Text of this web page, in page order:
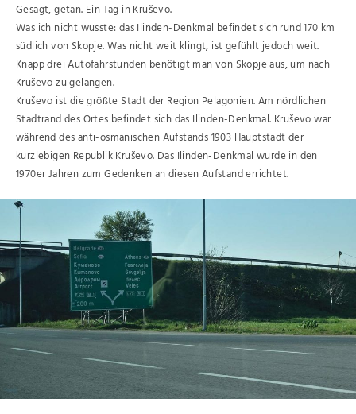
Gesagt, getan. Ein Tag in Kruševo.
Was ich nicht wusste: das Ilinden-Denkmal befindet sich rund 170 km
südlich von Skopje. Was nicht weit klingt, ist gefühlt jedoch weit.
Knapp drei Autofahrstunden benötigt man von Skopje aus, um nach
Kruševo zu gelangen.
Kruševo ist die größte Stadt der Region Pelagonien. Am nördlichen
Stadtrand des Ortes befindet sich das Ilinden-Denkmal. Kruševo war
während des anti-osmanischen Aufstands 1903 Hauptstadt der
kurzlebigen Republik Kruševo. Das Ilinden-Denkmal wurde in den
1970er Jahren zum Gedenken an diesen Aufstand errichtet.